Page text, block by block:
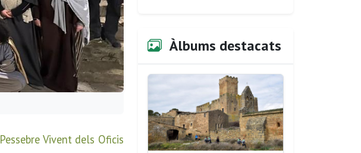
Pessebre Vivent dels Oficis
Àlbums destacats